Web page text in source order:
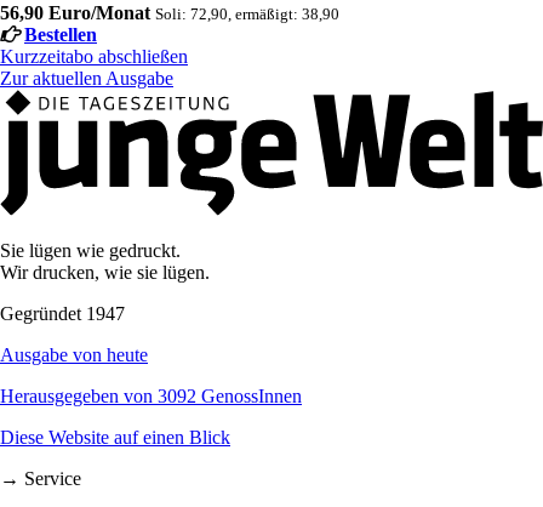
56,90 Euro/Monat Soli: 72,90, ermäßigt: 38,90
Bestellen
Kurzzeitabo abschließen
Zur aktuellen Ausgabe
Sie lügen wie gedruckt.
Wir drucken, wie sie lügen.
Gegründet 1947
Ausgabe von heute
Herausgegeben von 3092 GenossInnen
Diese Website auf einen Blick
→ Service